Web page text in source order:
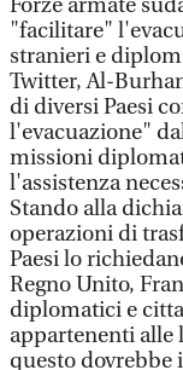
Forze armate
"facilitare"
stranieri e
Twitter, Al-
di diversi Paesi
l'evacuazione"
missioni
l'assistenza
Stando alla
operazioni di
Paesi lo
Regno Unito,
diplomatici e
appartenenti alle
questo